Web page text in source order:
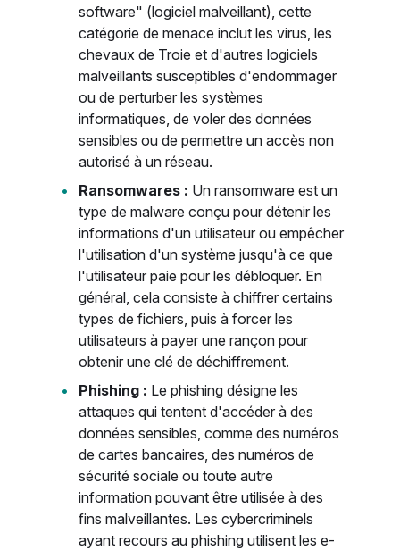
software" (logiciel malveillant), cette
catégorie de menace inclut les virus, les
chevaux de Troie et d'autres logiciels
malveillants susceptibles d'endommager
ou de perturber les systèmes
informatiques, de voler des données
sensibles ou de permettre un accès non
autorisé à un réseau.
Ransomwares : Un ransomware est un
type de malware conçu pour détenir les
informations d'un utilisateur ou empêcher
l'utilisation d'un système jusqu'à ce que
l'utilisateur paie pour les débloquer. En
général, cela consiste à chiffrer certains
types de fichiers, puis à forcer les
utilisateurs à payer une rançon pour
obtenir une clé de déchiffrement.
Phishing : Le phishing désigne les
attaques qui tentent d'accéder à des
données sensibles, comme des numéros
de cartes bancaires, des numéros de
sécurité sociale ou toute autre
information pouvant être utilisée à des
fins malveillantes. Les cybercriminels
ayant recours au phishing utilisent les e-